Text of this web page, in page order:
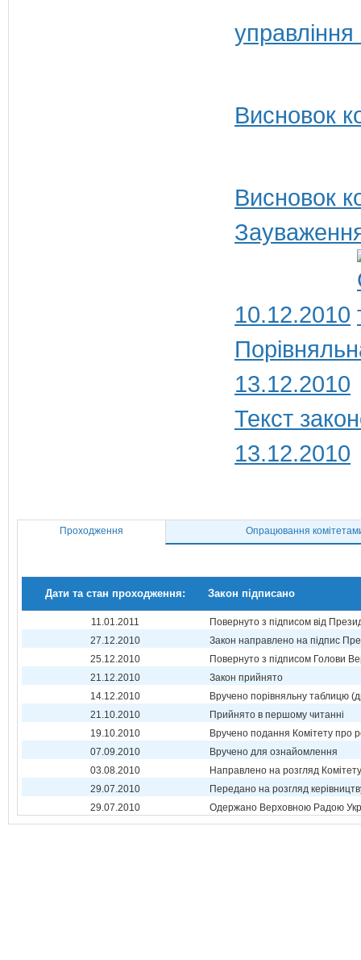
Висновок
Висновок
10.12.2010
13.12.2010
Текст
13.12.2010
Проходження Опрацювання
Дати та стан проходження: Закон підписано
11.01.2011
Повернуто з підписом від
27.12.2010
Закон направлено на підпис
25.12.2010
Повернуто з підписом Голови
21.12.2010
Закон прийнято
14.12.2010
Вручено порівняльну таблицю
21.10.2010
Прийнято в першому читанні
19.10.2010
Вручено подання Комітету про
07.09.2010
Вручено для ознайомлення
03.08.2010
Направлено на розгляд Комітету
29.07.2010
Передано на розгляд
29.07.2010
Одержано Верховною Радою